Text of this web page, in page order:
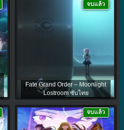
Fate Grand Order – Moonlight
Lostroom ซับไทย
จบแล้ว
จบแล้ว